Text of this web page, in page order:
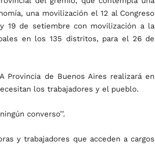
una movilización el 12 al Congreso
19 de setiembre con movilización a la
en los 135 distritos, para el 26 de
Provincia de Buenos Aires realizará en
los trabajadores y el pueblo.
converso’’.
y trabajadores que acceden a cargos